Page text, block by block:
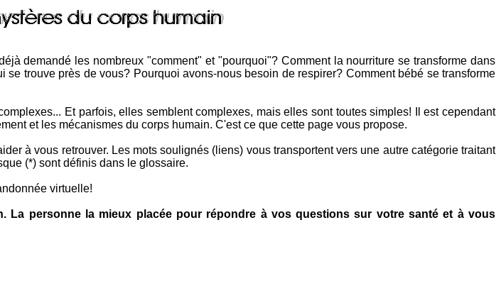
demandé les nombreux "comment" et "pourquoi"? Comment la nourriture se transforme dans
trouve près de vous? Pourquoi avons-nous besoin de respirer? Comment bébé se transforme
Et parfois, elles semblent complexes, mais elles sont toutes simples! Il est cependant
et les mécanismes du corps humain. C'est ce que cette page vous propose.
à vous retrouver. Les mots soulignés (liens) vous transportent vers une autre catégorie traitant
(*) sont définis dans le glossaire.
virtuelle!
La personne la mieux placée pour répondre à vos questions sur votre santé et à vous